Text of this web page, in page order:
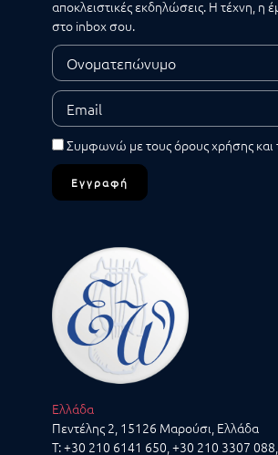
αποκλειστικές εκδηλώσεις. Η τέχνη, η
στο inbox σου.
Συμφωνώ με τουςόρους χρήσης και
Εγγραφή
Ελλάδα
Πεντέλης 2, 15126 Μαρούσι, Ελλάδα
T:+30 210 6141 650,+30 210 3307 088,